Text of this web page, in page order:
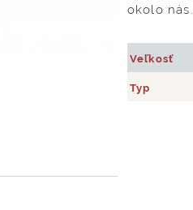
okolo
Veľkosť
Typ